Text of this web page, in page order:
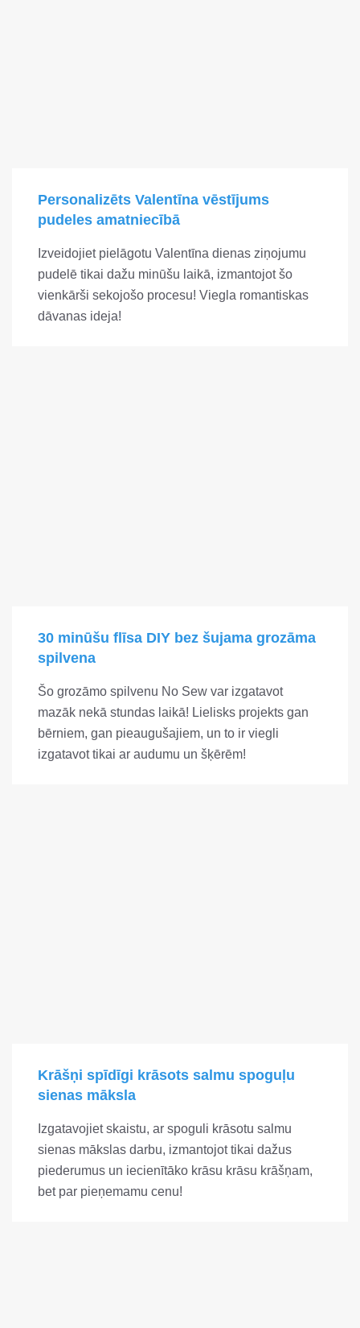
Personalizēts Valentīna vēstījums
pudeles amatniecībā
Izveidojiet pielāgotu Valentīna dienas ziņojumu
pudelē tikai dažu minūšu laikā, izmantojot šo
vienkārši sekojošo procesu! Viegla romantiskas
dāvanas ideja!
30 minūšu flīsa DIY bez šujama grozāma
spilvena
Šo grozāmo spilvenu No Sew var izgatavot
mazāk nekā stundas laikā! Lielisks projekts gan
bērniem, gan pieaugušajiem, un to ir viegli
izgatavot tikai ar audumu un šķērēm!
Krāšņi spīdīgi krāsots salmu spoguļu
sienas māksla
Izgatavojiet skaistu, ar spoguli krāsotu salmu
sienas mākslas darbu, izmantojot tikai dažus
piederumus un iecienītāko krāsu krāsu krāšņam,
bet par pieņemamu cenu!